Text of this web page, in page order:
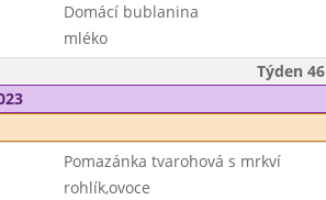
Domácí bublanina
mléko
Týden 46
Pomazánka tvarohová s mrkví
rohlík,ovoce